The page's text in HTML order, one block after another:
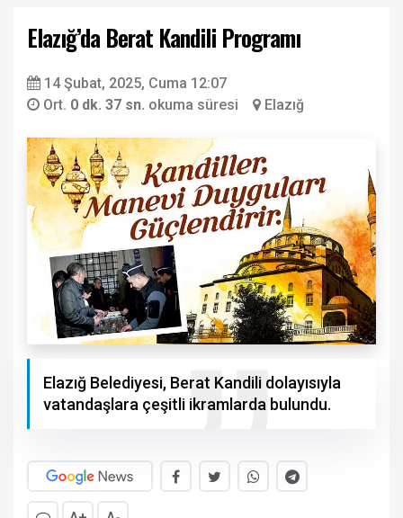
Elazığ’da Berat Kandili Programı
14 Şubat, 2025, Cuma 12:07
Ort. 0 dk. 37 sn. okuma süresi Elazığ
Elazığ Belediyesi, Berat Kandili dolayısıyla
vatandaşlara çeşitli ikramlarda bulundu.